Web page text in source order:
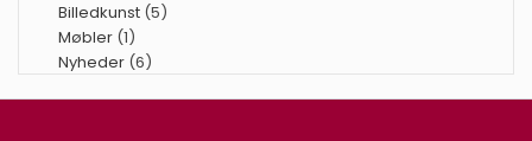
Billedkunst (5)
Møbler (1)
Nyheder (6)